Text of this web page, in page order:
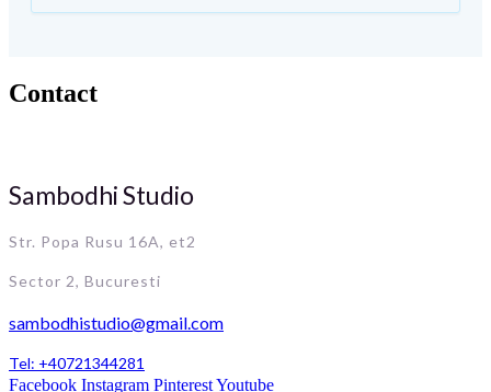
Contact
Sambodhi Studio
Str. Popa Rusu 16A, et2
Sector 2, Bucuresti
sambodhistudio@gmail.com
Tel: +40721344281
Facebook Instagram PinterestYoutube